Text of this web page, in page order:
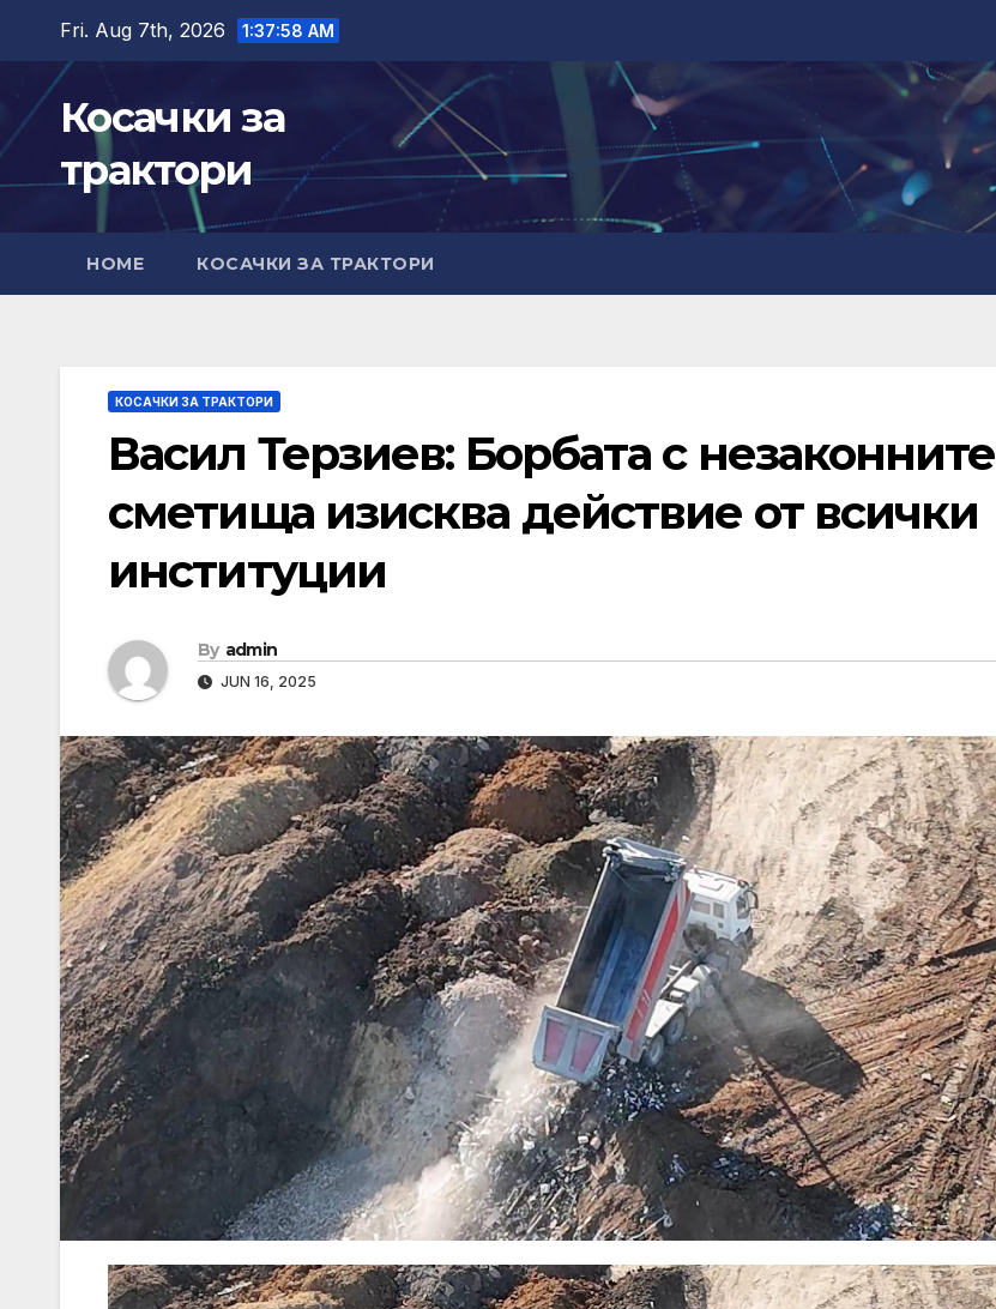
content
Fri. Aug 7th, 2026 1:37:59 AM
Косачки за
трактори
HOME КОСАЧКИ ЗА ТРАКТОРИ
КОСАЧКИ ЗА ТРАКТОРИ
Васил Терзиев: Борбата с незаконните
сметища изисква действие от всички
институции
By admin
JUN 16, 2025